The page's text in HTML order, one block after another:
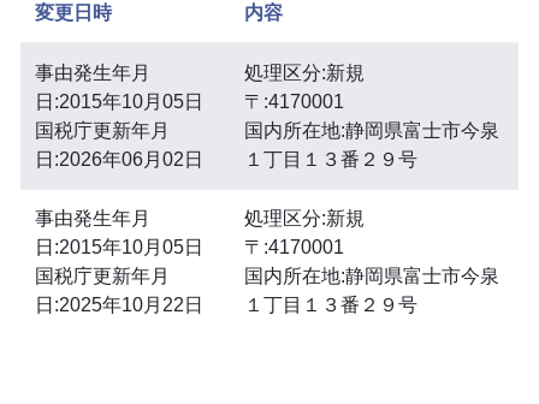
変更日時 内容
事由発生年月
日:2015年10月05日
国税庁更新年月
日:2026年06月02日
処理区分:新規
〒:4170001
国内所在地:静岡県富士市今泉
１丁目１３番２９号
事由発生年月
日:2015年10月05日
国税庁更新年月
日:2025年10月22日
処理区分:新規
〒:4170001
国内所在地:静岡県富士市今泉
１丁目１３番２９号